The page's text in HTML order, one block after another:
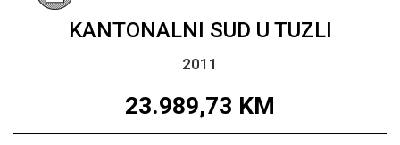
KANTONALNI SUD U TUZLI
2011
23.989,73 KM